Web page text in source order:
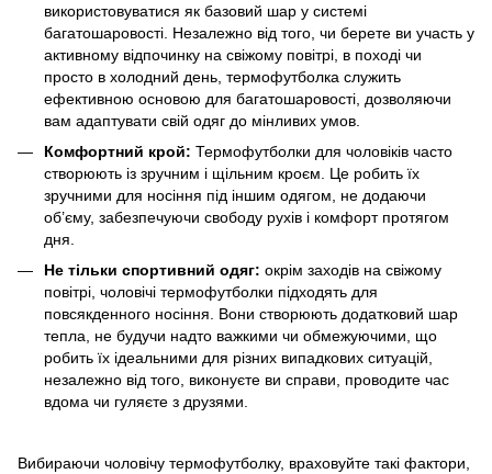
використовуватися як базовий шар у системі
багатошаровості. Незалежно від того, чи берете ви участь у
активному відпочинку на свіжому повітрі, в поході чи
просто в холодний день, термофутболка служить
ефективною основою для багатошаровості, дозволяючи
вам адаптувати свій одяг до мінливих умов.
Комфортний крой: Термофутболки для чоловіків часто
створюють із зручним і щільним кроєм. Це робить їх
зручними для носіння під іншим одягом, не додаючи
об’єму, забезпечуючи свободу рухів і комфорт протягом
дня.
Не тільки спортивний одяг: окрім заходів на свіжому
повітрі, чоловічі термофутболки підходять для
повсякденного носіння. Вони створюють додатковий шар
тепла, не будучи надто важкими чи обмежуючими, що
робить їх ідеальними для різних випадкових ситуацій,
незалежно від того, виконуєте ви справи, проводите час
вдома чи гуляєте з друзями.
Вибираючи чоловічу термофутболку, враховуйте такі фактори,